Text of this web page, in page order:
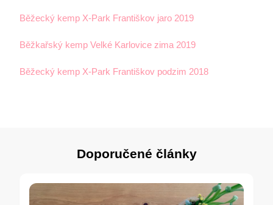
Běžecký kemp X-Park Františkov jaro 2019
Běžkařský kemp Velké Karlovice zima 2019
Běžecký kemp X-Park Františkov podzim 2018
Doporučené články